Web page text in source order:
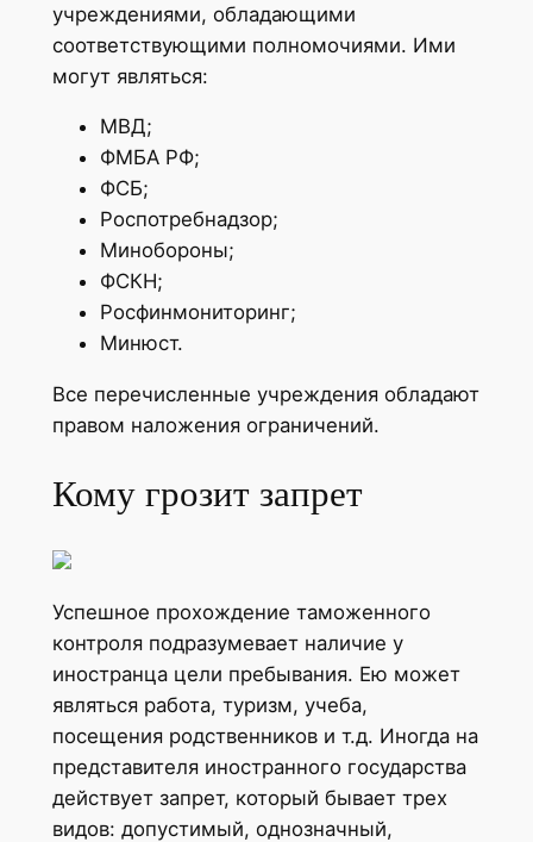
учреждениями, обладающими
соответствующими полномочиями. Ими
могут являться:
МВД;
ФМБА РФ;
ФСБ;
Роспотребнадзор;
Минобороны;
ФСКН;
Росфинмониторинг;
Минюст.
Все перечисленные учреждения обладают
правом наложения ограничений.
Кому грозит запрет
Успешное прохождение таможенного
контроля подразумевает наличие у
иностранца цели пребывания. Ею может
являться работа, туризм, учеба,
посещения родственников и т.д. Иногда на
представителя иностранного государства
действует запрет, который бывает трех
видов: допустимый, однозначный,